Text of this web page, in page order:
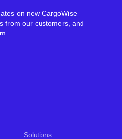
Solutions
on new CargoWise
from our customers, and